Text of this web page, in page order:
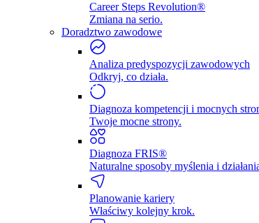
Career Steps Revolution®
Zmiana na serio.
Doradztwo zawodowe
Analiza predyspozycji zawodowych
Odkryj, co działa.
Diagnoza kompetencji i mocnych
Twoje mocne strony.
Diagnoza FRIS®
Naturalne sposoby myślenia i
Planowanie kariery
Właściwy kolejny krok.